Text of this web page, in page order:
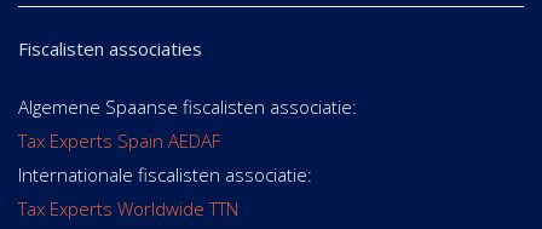
Fiscalisten associaties
Algemene Spaanse fiscalisten associatie:
Tax Experts Spain AEDAF
Internationale fiscalisten associatie:
Tax Experts Worldwide TTN